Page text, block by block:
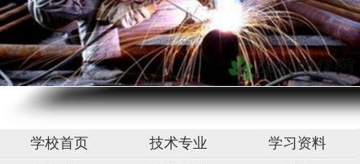
学校首页 技术专业
学习资料